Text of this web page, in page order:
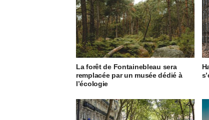
La forêt de Fontainebleau sera
remplacée par un musée dédié à
l’écologie